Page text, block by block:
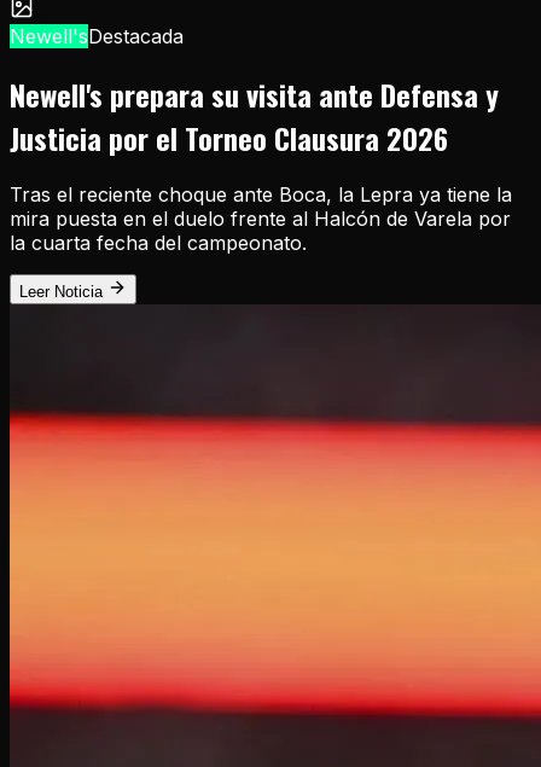
Newell'sDestacada
Newell's prepara su visita ante Defensa y
Justicia por el Torneo Clausura 2026
Tras el reciente choque ante Boca, la Lepra ya tiene la
mira puesta en el duelo frente al Halcón de Varela por
la cuarta fecha del campeonato.
Leer Noticia